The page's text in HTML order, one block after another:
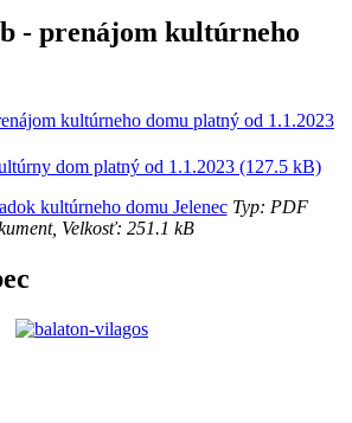
- prenájom kultúrneho
dom platný od 1.1.2023 (127.5 kB)
kultúrneho domu JelenecTyp: PDF
Velkosť: 251.1 kB